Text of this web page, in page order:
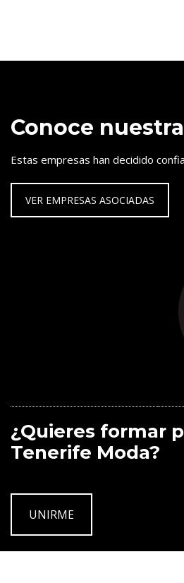
Conoce
Estas empresas han decidido
VER EMPRESAS ASOCIADAS
¿Quieres formar
Tenerife Moda?
UNIRME